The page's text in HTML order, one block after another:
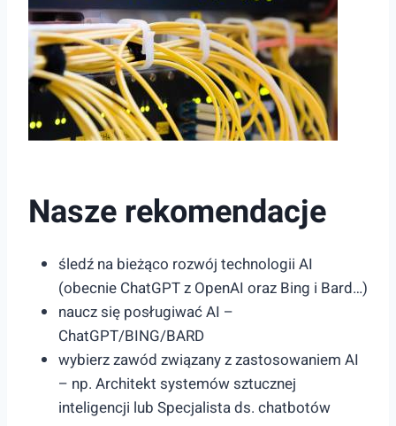
Nasze rekomendacje
śledź na bieżąco rozwój technologii AI
(obecnie ChatGPT z OpenAI oraz Bing i Bard…)
naucz się posługiwać AI –
ChatGPT/BING/BARD
wybierz zawód związany z zastosowaniem AI
– np. Architekt systemów sztucznej
inteligencji lub Specjalista ds. chatbotów